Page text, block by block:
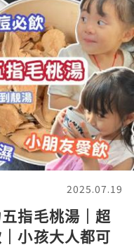
2025.07.19
指毛桃湯｜超
小孩大人都可